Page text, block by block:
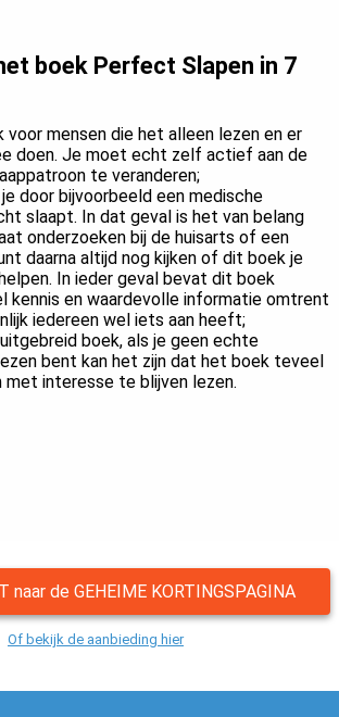
boek Perfect Slapen in 7
voor mensen die het alleen lezen en er
doen. Je moet echt zelf actief aan de
te veranderen;
door bijvoorbeeld een medische
slaapt. In dat geval is het van belang
onderzoeken bij de huisarts of een
daarna altijd nog kijken of dit boek je
In ieder geval bevat dit boek
kennis en waardevolle informatie omtrent
iedereen wel iets aan heeft;
boek, als je geen echte
bent kan het zijn dat het boek teveel
interesse te blijven lezen.
naar de GEHEIME KORTINGSPAGINA
Of bekijk de aanbieding hier